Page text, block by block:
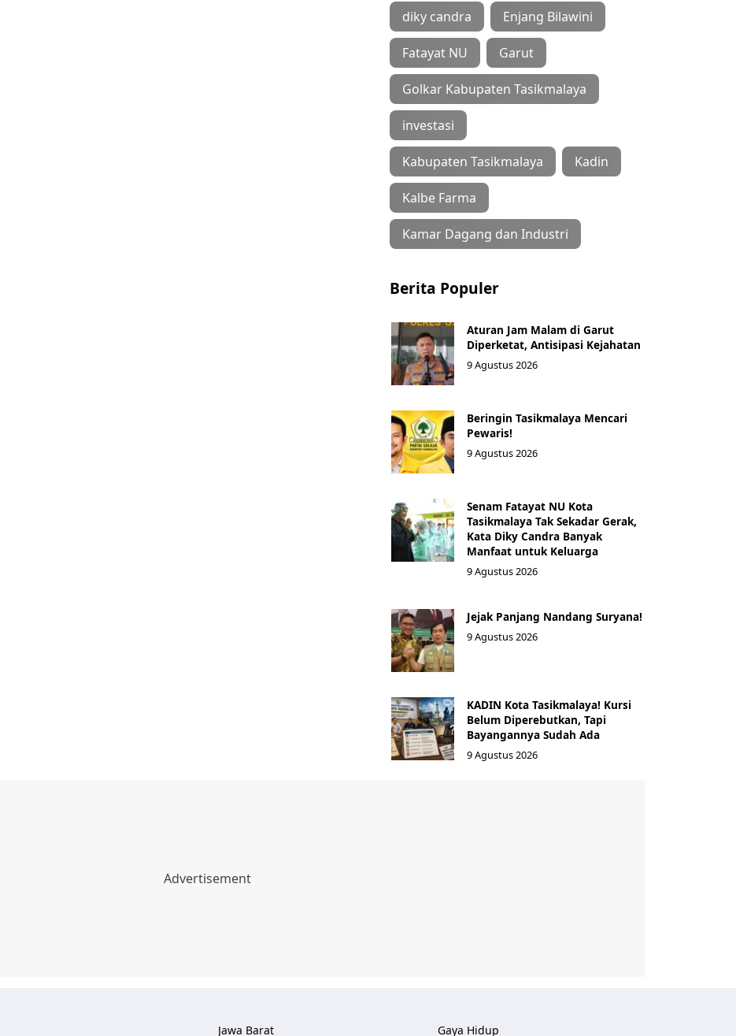
diky candra Enjang Bilawini
Fatayat NU Garut
Golkar Kabupaten Tasikmalaya
investasi
Kabupaten Tasikmalaya Kadin
Kalbe Farma
Kamar Dagang dan Industri
Berita Populer
Aturan Jam Malam di Garut
Diperketat, Antisipasi Kejahatan
9 Agustus 2026
Beringin Tasikmalaya Mencari
Pewaris!
9 Agustus 2026
Senam Fatayat NU Kota
Tasikmalaya Tak Sekadar Gerak,
Kata Diky Candra Banyak
Manfaat untuk Keluarga
9 Agustus 2026
Jejak Panjang Nandang Suryana!
9 Agustus 2026
KADIN Kota Tasikmalaya! Kursi
Belum Diperebutkan, Tapi
Bayangannya Sudah Ada
9 Agustus 2026
Jawa Barat Gaya Hidup